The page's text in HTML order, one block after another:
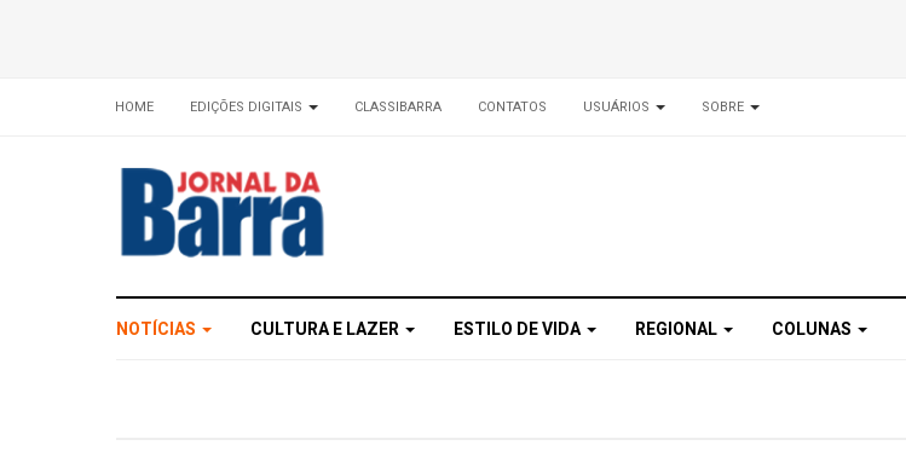
HOME EDIÇÕES DIGITAIS CLASSIBARRA CONTATOS USUÁRIOS SOBRE
NOTÍCIAS CULTURA E LAZER ESTILO DE VIDA REGIONAL COLUNAS